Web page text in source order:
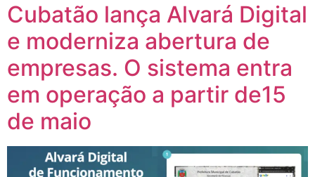
Cubatão lança Alvará Digital
e moderniza abertura de
empresas. O sistema entra
em operação a partir de15
de maio